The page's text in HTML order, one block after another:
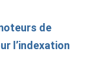
de
l’indexation